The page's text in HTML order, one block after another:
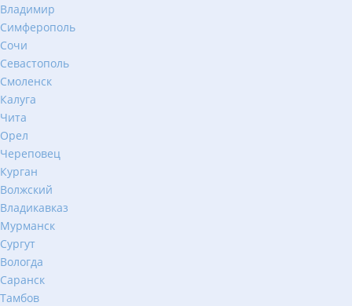
Владимир
Симферополь
Сочи
Севастополь
Смоленск
Калуга
Чита
Орел
Череповец
Курган
Волжский
Владикавказ
Мурманск
Сургут
Вологда
Саранск
Тамбов